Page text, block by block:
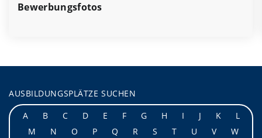
Bewerbungsfotos
AUSBILDUNGSPLÄTZE SUCHEN
A
B C D E F G H I J K
L
M
N O P Q R S T U V
W